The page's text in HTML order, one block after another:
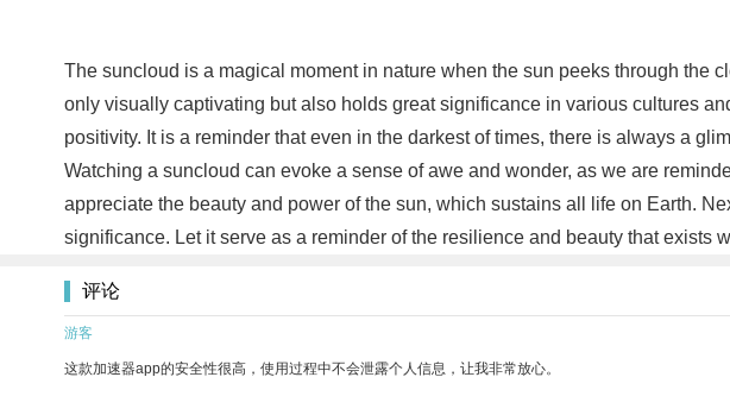
The suncloud is a magical moment in nature when the sun peeks through the
only visually captivating but also holds great significance in various cultures
positivity. It is a reminder that even in the darkest of times, there is always a
Watching a suncloud can evoke a sense of awe and wonder, as we are
appreciate the beauty and power of the sun, which sustains all life on Earth.
significance. Let it serve as a reminder of the resilience and beauty that exists
评论
游客
这款加速器app的安全性很高，使用过程中不会泄露个人信息，让我非常放心。